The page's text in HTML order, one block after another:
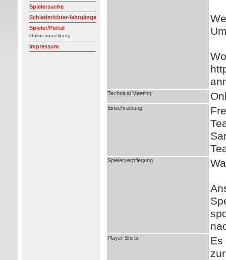
Spielersuche
Schiedsrichter-lehrgänge
Spieler/Portal
Onlineanmeldung
Impressum
Technical Meeting
Einschreibung
Spielerverpflegung
Player Shirts
Es